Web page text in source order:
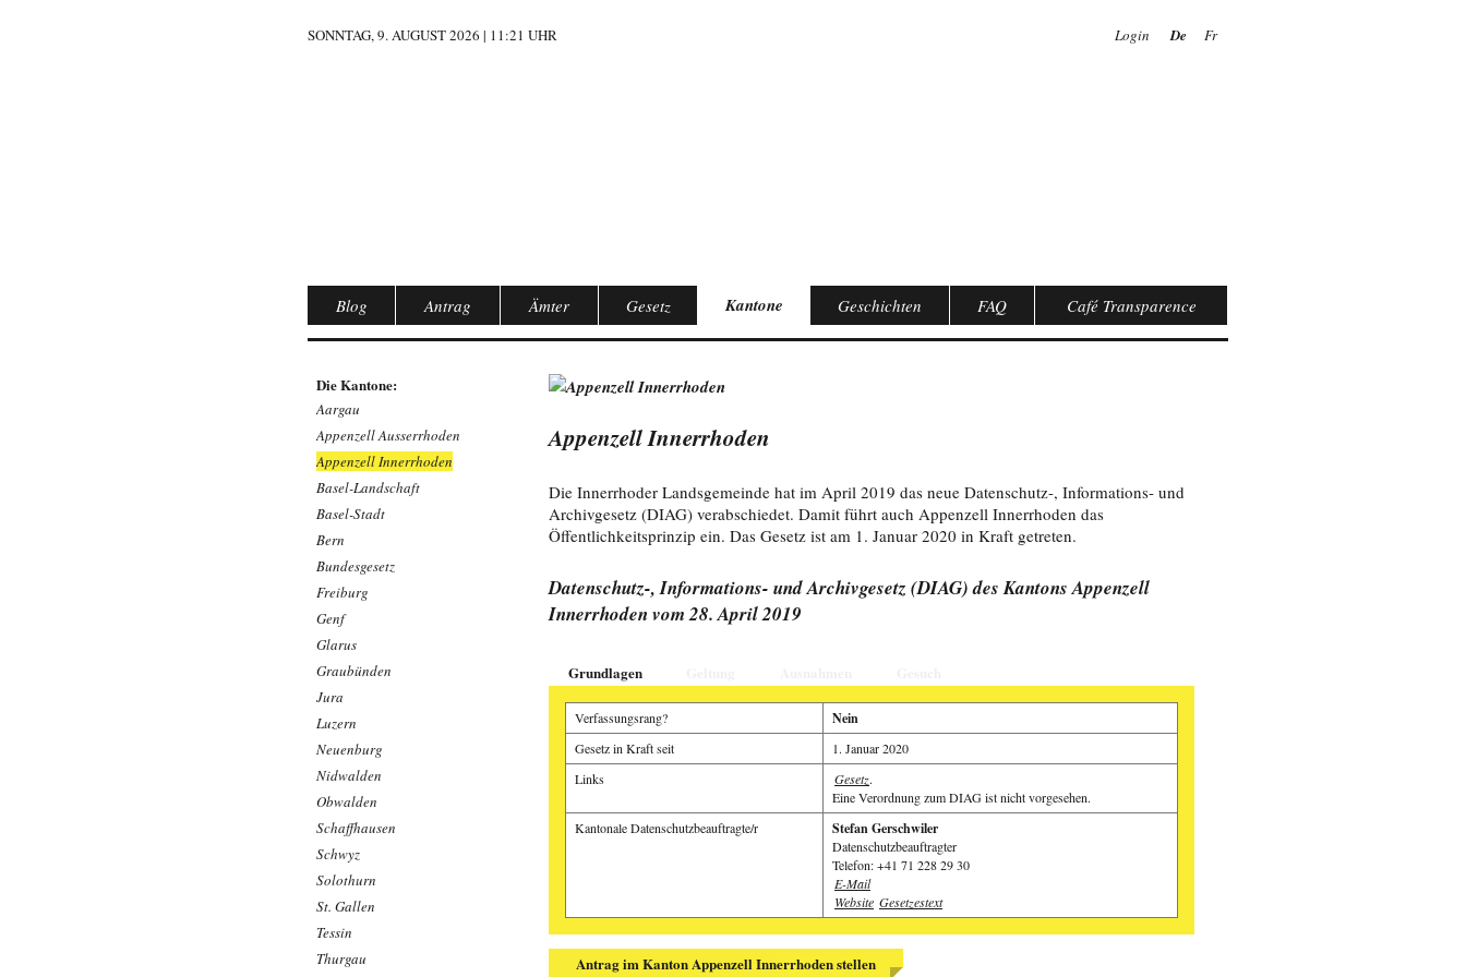
SONNTAG, 9. AUGUST 2026 | 11:21 UHR Login De Fr
Blog Antrag Ämter Gesetz Kantone Geschichten FAQ Café Transparence
Die Kantone:
Aargau
Appenzell Ausserrhoden
Appenzell Innerrhoden
Basel-Landschaft
Basel-Stadt
Bern
Bundesgesetz
Freiburg
Genf
Glarus
Graubünden
Jura
Luzern
Neuenburg
Nidwalden
Obwalden
Schaffhausen
Schwyz
Solothurn
St. Gallen
Tessin
Thurgau
Appenzell Innerrhoden
Die Innerrhoder Landsgemeinde hat im April 2019 das neue Datenschutz-, Informations- und
Archivgesetz (DIAG) verabschiedet. Damit führt auch Appenzell Innerrhoden das
Öffentlichkeitsprinzip ein. Das Gesetz ist am 1. Januar 2020 in Kraft getreten.
Datenschutz-, Informations- und Archivgesetz (DIAG) des Kantons Appenzell
Innerrhoden vom 28. April 2019
Grundlagen
Verfassungsrang? Nein
Gesetz in Kraft seit
1. Januar 2020
Links
Gesetz.
Eine Verordnung zum DIAG ist nicht vorgesehen.
Kantonale Datenschutzbeauftragte/r
Stefan Gerschwiler
Datenschutzbeauftragter
Telefon: +41 71 228 29 30
E-Mail
Website Gesetzestext
Antrag im Kanton Appenzell Innerrhoden stellen
Manuel Fässler, Appenzeller Zeitung, 23.01.2026
Alte Fälle stapeln sich
Samuel Ryter, Appenzeller Zeitung, 17.09.2025
Wenn die Wanderidylle zum Albtraum wird
Sandro Büchler, St. Galler Tagblatt, 19.09.2022